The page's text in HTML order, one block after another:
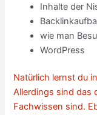
Inhalte der
wie man
WordPress
Natürlich lernst du
Allerdings sind das
Fachwissen sind.